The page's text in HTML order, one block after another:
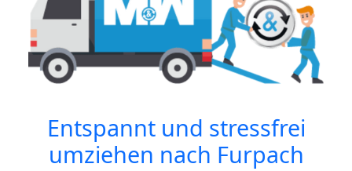
Entspannt und stressfrei
umziehen nach Furpach